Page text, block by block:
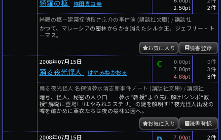
綺羅の柩 篠田真由美
2.50pt
2件
綺羅の柩―建築探偵桜井京介の事件簿 (講談社文庫) / 講談社
かつて、マレーシアの密林からかき消えたシルク王、ジェフリー・ト
ーマス。
読書登録
お気に入り
2008年07月15日
踊る夜光怪人 はやみねかおる
C
0.00pt
7.00pt
4.88pt
0件
3件
8件
踊る夜光怪人 名探偵夢水清志郎事件ノート (講談社文庫) / 講談社
暗号、怪人、秘密の入り口……夢水“教授”より先に解け!シンポ“教
授”解説に登場!「はやみねミステリ」の謎を解明す!?夜光怪人出没の
噂を確かめに亜衣たちは夜の桜林公園へ。
読書登録
お気に入り
2008年07月15日
7.00pt
2件